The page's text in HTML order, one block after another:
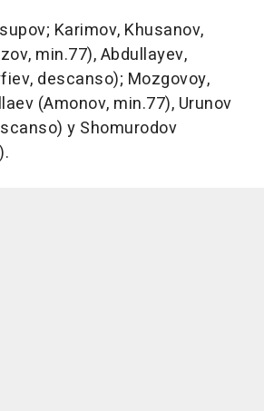
Karimov, Khusanov,
min.77), Abdullayev,
descanso); Mozgovoy,
(Amonov, min.77), Urunov
y Shomurodov